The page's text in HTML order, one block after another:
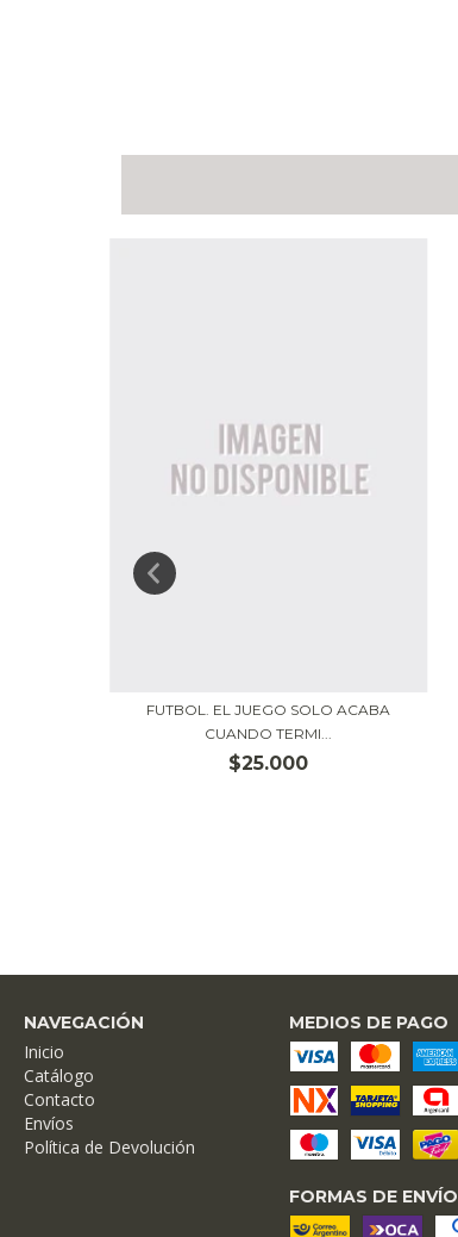
FUTBOL. EL JUEGO SOLO ACABA
CUANDO TERMI...
$25.000
NAVEGACIÓN
Inicio
Catálogo
Contacto
Envíos
Política de Devolución
MEDIOS DE PAGO
FORMAS DE ENVÍO